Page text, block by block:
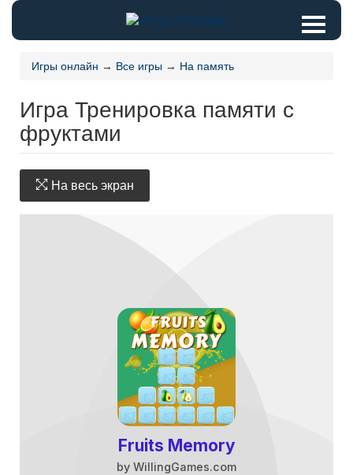
Игры онлайн → Все игры → На память
Игра Тренировка памяти с
фруктами
На весь экран